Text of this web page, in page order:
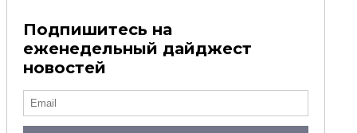
Подпишитесь на
еженедельный дайджест
новостей